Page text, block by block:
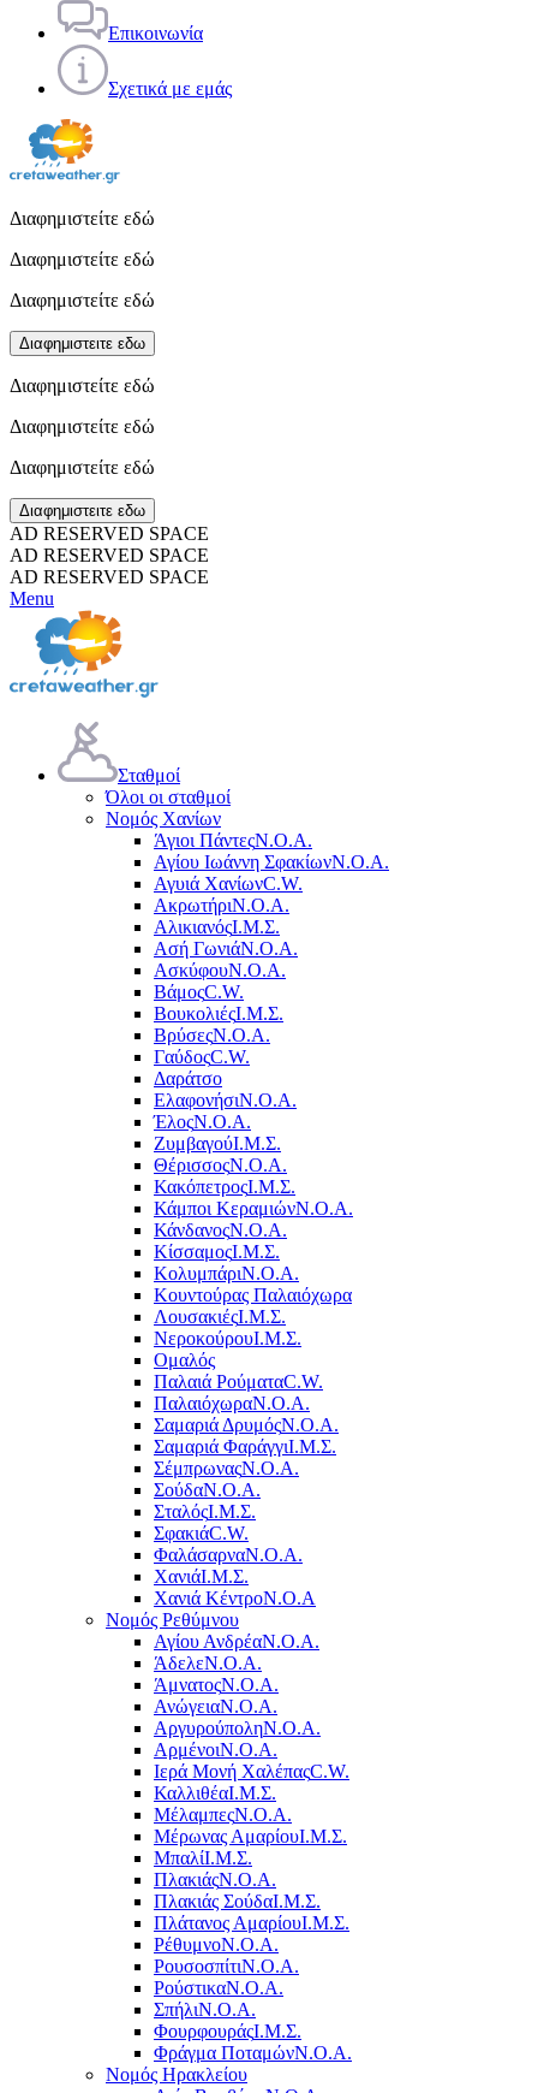
Επικοινωνία
Σχετικά με εμάς
Διαφημιστείτε εδώ
Διαφημιστείτε εδώ
Διαφημιστείτε εδώ
Διαφημιστειτε εδω
Διαφημιστείτε εδώ
Διαφημιστείτε εδώ
Διαφημιστείτε εδώ
Διαφημιστειτε εδω
AD RESERVED SPACE
AD RESERVED SPACE
AD RESERVED SPACE
Menu
Σταθμοί
Όλοι οι σταθμοί
Νομός Χανίων
Άγιοι ΠάντεςΝ.Ο.Α.
Αγίου Ιωάννη ΣφακίωνΝ.Ο.Α.
Αγυιά ΧανίωνC.W.
ΑκρωτήριΝ.Ο.Α.
ΑλικιανόςΙ.Μ.Σ.
Ασή ΓωνιάΝ.Ο.Α.
ΑσκύφουΝ.Ο.Α.
ΒάμοςC.W.
ΒουκολιέςΙ.Μ.Σ.
ΒρύσεςΝ.Ο.Α.
ΓαύδοςC.W.
Δαράτσο
ΕλαφονήσιΝ.Ο.Α.
ΈλοςΝ.Ο.Α.
ΖυμβαγούΙ.Μ.Σ.
ΘέρισσοςΝ.Ο.Α.
ΚακόπετροςΙ.Μ.Σ.
Κάμποι ΚεραμιώνΝ.Ο.Α.
ΚάνδανοςΝ.Ο.Α.
ΚίσσαμοςΙ.Μ.Σ.
ΚολυμπάριΝ.Ο.Α.
Κουντούρας Παλαιόχωρα
ΛουσακιέςΙ.Μ.Σ.
ΝεροκούρουΙ.Μ.Σ.
Ομαλός
Παλαιά ΡούματαC.W.
ΠαλαιόχωραΝ.Ο.Α.
Σαμαριά ΔρυμόςΝ.Ο.Α.
Σαμαριά ΦαράγγιΙ.Μ.Σ.
ΣέμπρωναςΝ.Ο.Α.
ΣούδαΝ.Ο.Α.
ΣταλόςΙ.Μ.Σ.
ΣφακιάC.W.
ΦαλάσαρναΝ.Ο.Α.
ΧανιάΙ.Μ.Σ.
Χανιά ΚέντροN.O.A
Νομός Ρεθύμνου
Αγίου ΑνδρέαΝ.Ο.Α.
ΆδελεΝ.Ο.Α.
ΆμνατοςΝ.Ο.Α.
ΑνώγειαΝ.Ο.Α.
ΑργυρούποληΝ.Ο.Α.
ΑρμένοιΝ.Ο.Α.
Ιερά Μονή ΧαλέπαςC.W.
ΚαλλιθέαΙ.Μ.Σ.
ΜέλαμπεςΝ.Ο.Α.
Μέρωνας ΑμαρίουΙ.Μ.Σ.
ΜπαλίΙ.Μ.Σ.
ΠλακιάςΝ.Ο.Α.
Πλακιάς ΣούδαΙ.Μ.Σ.
Πλάτανος ΑμαρίουΙ.Μ.Σ.
ΡέθυμνοΝ.Ο.Α.
ΡουσοσπίτιΝ.Ο.Α.
ΡούστικαΝ.Ο.Α.
ΣπήλιΝ.Ο.Α.
ΦουρφουράςΙ.Μ.Σ.
Φράγμα ΠοταμώνΝ.Ο.Α.
Νομός Ηρακλείου